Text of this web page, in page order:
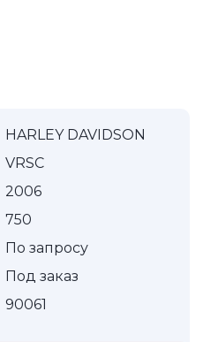
HARLEY DAVIDSON
VRSC
2006
750
По запросу
Под заказ
90061